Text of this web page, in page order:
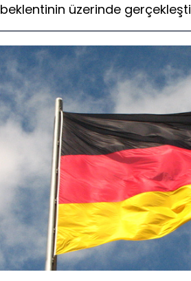
beklentinin üzerinde gerçekleşti